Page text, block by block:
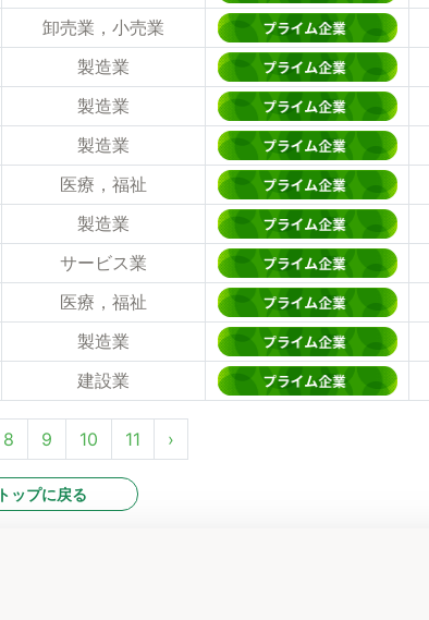
卸売業，小売業
製造業
製造業
製造業
医療，福祉
製造業
サービス業
医療，福祉
製造業
建設業
8 9 10 11 ›
トップに戻る